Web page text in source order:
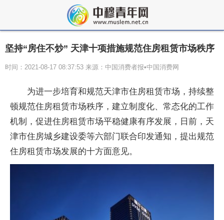
坚持“房住不炒” 天津十项措施规范住房租赁市场秩序
时间：2021-08-17 08:37:53 来源：中国消费者报•中国消费网
为进一步培育和规范天津市住房租赁市场，持续整
顿规范住房租赁市场秩序，建立制度化、常态化的工作
机制，促进住房租赁市场平稳健康有序发展，日前，天
津市住房城乡建设委等六部门联合印发通知，提出规范
住房租赁市场发展的十方面意见。